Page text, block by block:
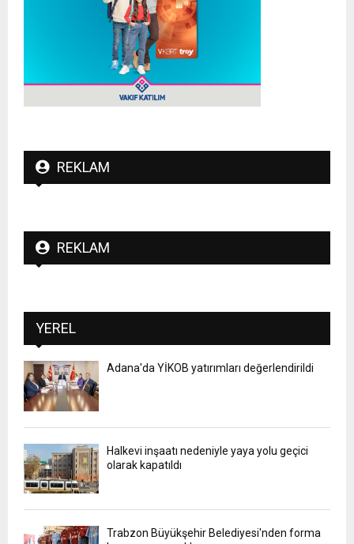
REKLAM
REKLAM
YEREL
Adana'da YİKOB yatırımları değerlendirildi
Halkevi inşaatı nedeniyle yaya yolu geçici
olarak kapatıldı
Trabzon Büyükşehir Belediyesi'nden forma